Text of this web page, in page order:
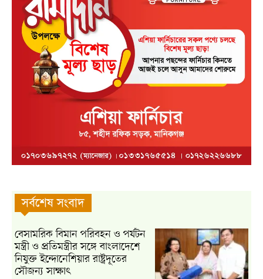
সর্বশেষ সংবাদ
বেসামরিক বিমান পরিবহন ও পর্যটন
মন্ত্রী ও প্রতিমন্ত্রীর সঙ্গে বাংলাদেশে
নিযুক্ত ইন্দোনেশিয়ার রাষ্ট্রদূতের
সৌজন্য সাক্ষাৎ